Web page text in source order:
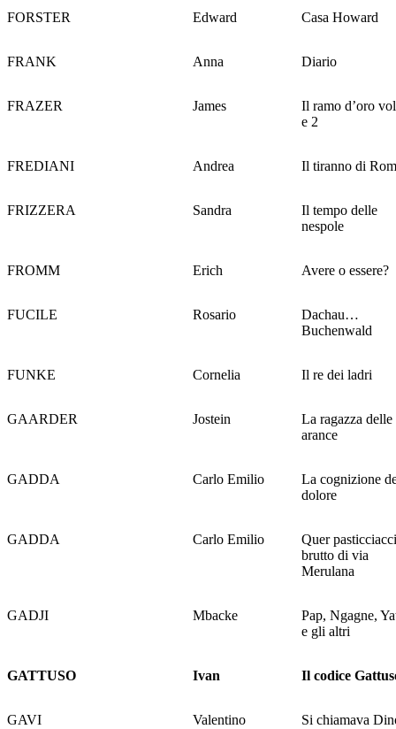
FORSTER Edward Casa Howard
FRANK Anna Diario
FRAZER James
Il ramo d’oro
e 2
FREDIANI Andrea Il tiranno di
FRIZZERA Sandra
Il tempo delle
nespole
FROMM Erich Avere o essere?
FUCILE Rosario
Dachau…
Buchenwald
FUNKE Cornelia Il re dei ladri
GAARDER Jostein
La ragazza delle
arance
GADDA Carlo Emilio
La cognizione
dolore
GADDA Carlo Emilio
Quer
brutto di via
Merulana
GADJI Mbacke
Pap, Ngagne,
e gli altri
GATTUSO Ivan Il codice
GAVI Valentino Si chiamava